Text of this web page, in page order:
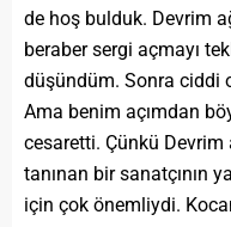
de hoş bulduk. Devrim
beraber sergi açmayı
düşündüm. Sonra ciddi
Ama benim açımdan
cesaretti. Çünkü
tanınan bir sanatçının
için çok önemliydi.